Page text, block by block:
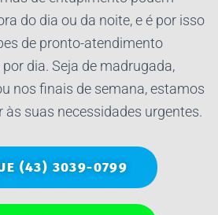
do dia ou da noite, e é por isso
de pronto-atendimento
dia. Seja de madrugada,
nos finais de semana, estamos
suas necessidades urgentes.
(43) 3039-0799